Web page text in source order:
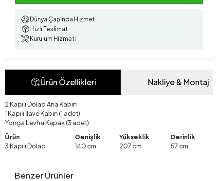
Dünya Çapında Hizmet
Hızlı Teslimat
Kurulum Hizmeti
Ürün Özellikleri Nakliye & Montaj
2 Kapılı Dolap Ana Kabin
1 Kapılı İlave Kabin (1 adet)
Yonga Levha Kapak (3 adet)
Ürün
Genişlik Yükseklik
Derinlik
3 Kapılı Dolap
140 cm 207 cm 57 cm
Benzer Ürünler